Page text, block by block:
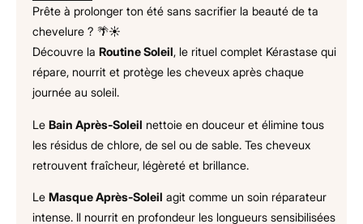
Prête à prolonger ton été sans sacrifier la beauté de ta
chevelure ? 🌴☀️
Découvre la Routine Soleil, le rituel complet Kérastase qui
répare, nourrit et protège les cheveux après chaque
journée au soleil.
Le Bain Après-Soleil nettoie en douceur et élimine tous
les résidus de chlore, de sel ou de sable. Tes cheveux
retrouvent fraîcheur, légèreté et brillance.
Le Masque Après-Soleil agit comme un soin réparateur
intense. Il nourrit en profondeur les longueurs sensibilisées